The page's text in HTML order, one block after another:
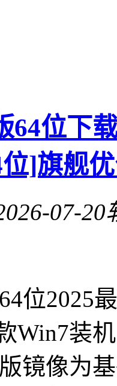
64位下
]旗舰
07-20
位2025
Win7装
镜像为